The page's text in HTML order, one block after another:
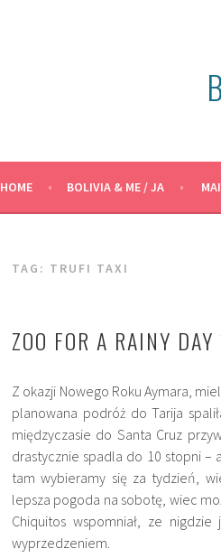
HOME BOLIVIA & ME / JA
TAG: TRUFI TAXI
ZOO FOR A RAINY
Z okazji Nowego Roku Aymara,
planowana podróż do Tarija
międzyczasie do Santa Cruz
drastycznie spadla do 10 stopni –
tam wybieramy się za tydzień,
lepsza pogoda na sobotę, wiec
Chiquitos wspomniał, ze
wyprzedzeniem.